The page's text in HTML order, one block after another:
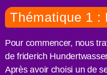
Thématique 1 :
Pour commencer, nous
de friderich
Après avoir choisi un de